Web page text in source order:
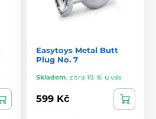
Easytoys Metal Butt
Plug No. 7
Skladem, zítra 10. 8. u vás
599 Kč